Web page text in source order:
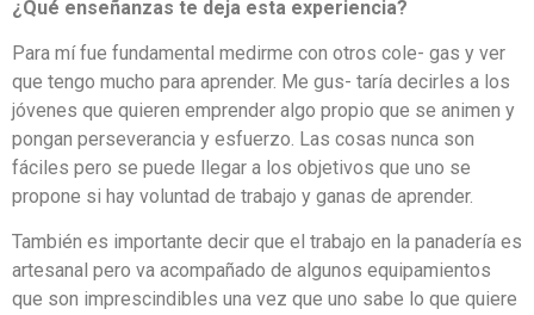
¿Qué enseñanzas te deja esta experiencia?
Para mí fue fundamental medirme con otros cole- gas y ver
que tengo mucho para aprender. Me gus- taría decirles a los
jóvenes que quieren emprender algo propio que se animen y
pongan perseverancia y esfuerzo. Las cosas nunca son
fáciles pero se puede llegar a los objetivos que uno se
propone si hay voluntad de trabajo y ganas de aprender.
También es importante decir que el trabajo en la panadería es
artesanal pero va acompañado de algunos equipamientos
que son imprescindibles una vez que uno sabe lo que quiere